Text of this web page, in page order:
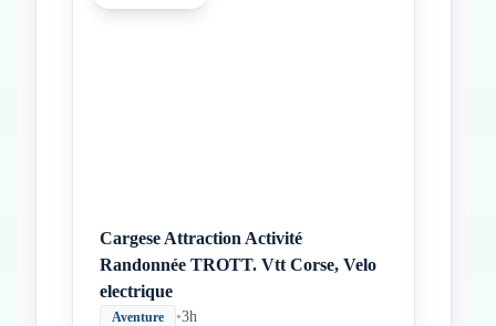
Cargese Attraction Activité
Randonnée TROTT. Vtt Corse, Velo
electrique
Aventure •3h